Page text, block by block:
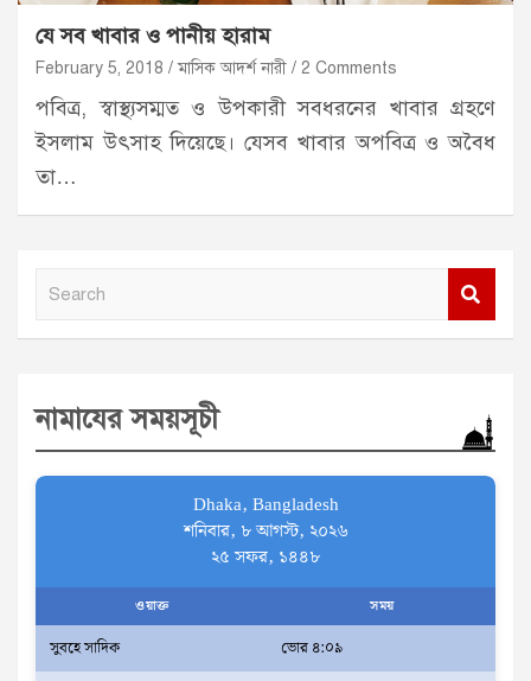
যে সব খাবার ও পানীয় হারাম
February 5, 2018 মাসিক আদর্শ নারী 2 Comments
পবিত্র, স্বাস্থ্যসম্মত ও উপকারী সবধরনের খাবার গ্রহণে
ইসলাম উৎসাহ দিয়েছে। যেসব খাবার অপবিত্র ও অবৈধ
তা…
c
h
নামাযের সময়সূচী
Dhaka, Bangladesh
শনিবার, ৮ আগস্ট, ২০২৬
২৫ সফর, ১৪৪৮
ওয়াক্ত সময়
সুবহে সাদিক
ভোর ৪:০৯